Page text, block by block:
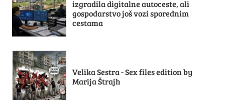
izgradila digitalne autoceste, ali
gospodarstvo još vozi sporednim
cestama
Velika Sestra - Sex files edition by
Marija Štrajh